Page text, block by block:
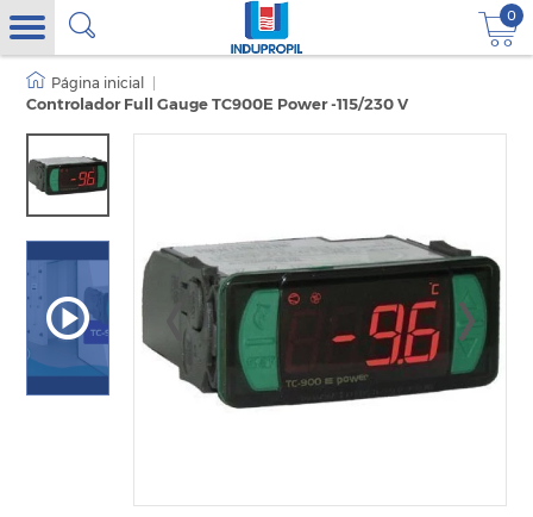
0
Controlador Full Gauge TC900E Power -115/230 V